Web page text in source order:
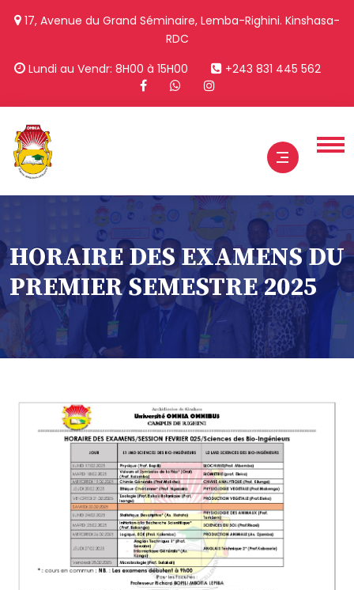
17, Avenue du Grand Séminaire, Lemba-Righini. Kinshasa-
RDC
Lundi au Vendr: 8H00 à 15H00
+243 831 445 562
HORAIRE DES EXAMENS DU
PREMIER SEMESTRE 2025